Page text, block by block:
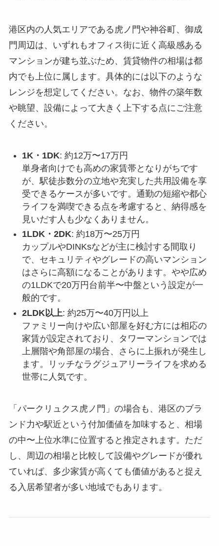
港区内の人気エリアである虎ノ門や神谷町、御成
門周辺は、いずれもオフィス街に近く高級感ある
マンションが建ち並ぶため、賃貸物件の相場は都
内でも上位に属します。具体的には以下のような
レンジを想定してください。なお、物件の築年数
や眺望、設備によって大きく上下する点にご注意
ください。
1K・1DK: 約12万〜17万円
単身者向けでも高めの家賃帯となりがちです
が、駅徒歩数分の立地や充実した共用設備を享
受できるケースが多いです。通勤の短縮や都心
ライフを満喫できる点を考慮すると、納得感を
見いだす人も少なくありません。
1LDK・2DK: 約18万〜25万円
カップルやDINKsなどが主に検討する間取り
で、セキュリティやグレードの高いマンション
はさらに高額になることがあります。やや広め
の1LDKで20万円台前半〜中盤という設定が一
般的です。
2LDK以上: 約25万〜40万円以上
ファミリー向けや広い部屋を好む方には相応の
家賃が設定されており、タワーマンションでは
上層階や角部屋の場合、さらに上振れが発生し
ます。リッチなラグジュアリーライフを求める
世帯に人気です。
「パークリュクス虎ノ門」の場合も、港区のブラ
ンド力や駅近という付加価値を加味すると、相場
の中〜上位水準に位置すると推定されます。ただ
し、周辺の相場と比較して設備やグレードが優れ
ていれば、多少家賃が高くても価値があると捉え
る入居希望者が多い地域でもあります。